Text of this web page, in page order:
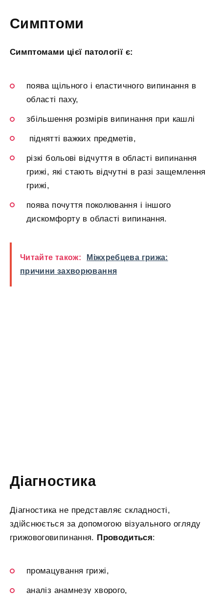
Симптоми
Симптомами цієї патології є:
поява щільного і еластичного випинання в
області паху,
збільшення розмірів випинання при кашлі
піднятті важких предметів,
різкі больові відчуття в області випинання
грижі, які стають відчутні в разі защемлення
грижі,
поява почуття поколювання і іншого
дискомфорту в області випинання.
Читайте також:
Міжхребцева грижа:
причини захворювання
Діагностика
Діагностика не представляє складності,
здійснюється за допомогою візуального огляду
грижовоговипинання. Проводиться:
промацування грижі,
аналіз анамнезу хворого,